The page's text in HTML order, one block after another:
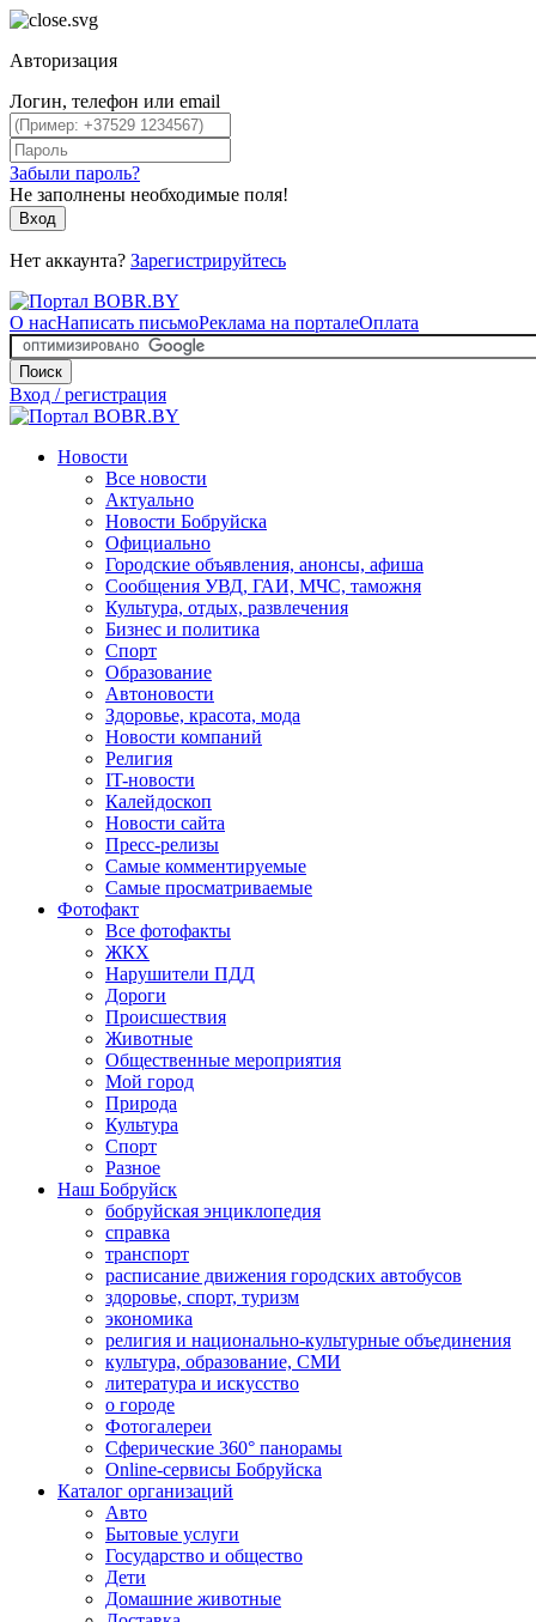
Авторизация
Логин, телефон или email
Забыли пароль?
Не заполнены необходимые поля!
Вход
Нет аккаунта? Зарегистрируйтесь
О насНаписать письмоРеклама на порталеОплата
Поиск
Вход / регистрация
Новости
Все новости
Актуально
Новости Бобруйска
Официально
Городские объявления, анонсы, афиша
Сообщения УВД, ГАИ, МЧС, таможня
Культура, отдых, развлечения
Бизнес и политика
Спорт
Образование
Автоновости
Здоровье, красота, мода
Новости компаний
Религия
IT-новости
Калейдоскоп
Новости сайта
Пресс-релизы
Самые комментируемые
Самые просматриваемые
Фотофакт
Все фотофакты
ЖКХ
Нарушители ПДД
Дороги
Происшествия
Животные
Общественные мероприятия
Мой город
Природа
Культура
Спорт
Разное
Наш Бобруйск
бобруйская энциклопедия
справка
транспорт
расписание движения городских автобусов
здоровье, спорт, туризм
экономика
религия и национально-культурные объединения
культура, образование, СМИ
литература и искусство
о городе
Фотогалереи
Сферические 360° панорамы
Online-сервисы Бобруйска
Каталог организаций
Авто
Бытовые услуги
Государство и общество
Дети
Домашние животные